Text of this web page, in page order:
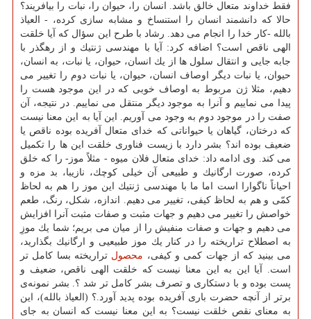
فقط خداوند متعال خالق باشد. انسان را، حیوان را، نبات را بیافریند؟
حالا كه دانشمند انسان را استنساخ و مشابه سازی كرده، - العیاذ
بالله -كار خدا را انجام می دهد. رشاد با طرح این سؤال كه آیا خلقت
الهی ناقص است؟ اضافه كرد: آیا با مهندسی ژنتیك و از رهگذر با
جابه جایی و انتقال سلول ها از یك انسان، حیوان، یا نبات، به انسان،
حیوان، یا نبات دیگر اوصاف انسان، حیوان، یا نبات دوم را تغییر می
دهیم، مثلا ژن مربوط به اوصاف خوبی كه در این موجود هست را
پیدا می نماییم و آنرا به موجود دیگر منتقل می نماییم. در نتیجه، آن
صفت را در موجود دوم به وجود می آوریم. این آیا به این معنا نیست
كه درختان، گیاهان یا حیواناتی كه خدای متعال آفریده بوده ناقص یا
ضعیف بوده اند؟ بشر دارد با زیست فناوری خلقت این ها را تكمیل
می كند. وی ادامه داد: خدای متعال فلان میوه - مثلاً موز- را كه خلق
كرده، صورت ارگانیك و طبیعی آن خیلی كوچك، نازیبا، بد مزه و
احیاناً ناگوارا است اما ما با مهندسی ژنتیك این موز را هم به لحاظ
كمّی و هم به لحاظ كیفی، تغییر می دهیم. اندازه، شكل، رنگ، طعم
خواصش را تغییر می دهیم و جهات مثبت و صفات مثبت آنرا افزایش
می دهیم و جهات و صفات منفیش را از میان می بریم؛ شما یك موزِ
به اصطلاح تراریخته را در كنار یك موز طبیعیی و ارگانیك بگذارید،
می بینید كه از جهات كمی و كیفی، محصول تراریخته بسا كامل تر
است. آیا این به این معنا نیست كه خلقت الهی ناقص، ضعیف و
پست بوده و با دستكاری و تصرف بشر كامل تر شد ؟. بشر نمونه‌ی
برتر از آنچه حضرت باری آفریده بوده پدید آورد.؟ (العیاذ بالله)، این
به معنای نقص خلقت نیست؟ به این معنا نیست كه انسان به جای